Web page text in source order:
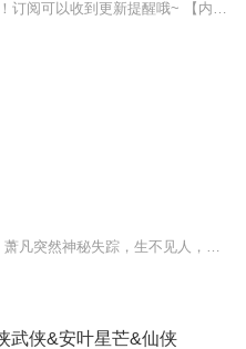
武侠&安叶星芒&仙侠